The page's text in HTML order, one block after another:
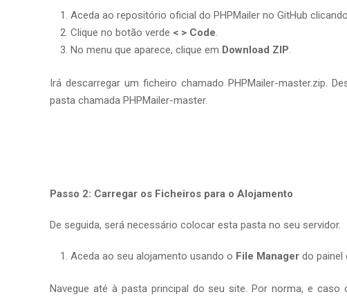
Aceda ao repositório oficial do PHPMailer no GitHub
Clique no botão verde < > Code.
No menu que aparece, clique em Download ZIP.
Irá descarregar um ficheiro chamado PHPMailer-master.zip.
pasta chamada PHPMailer-master.
Passo 2: Carregar os Ficheiros para o Alojamento
De seguida, será necessário colocar esta pasta no seu servidor.
Aceda ao seu alojamento usando o File Manager do painel
Navegue até à pasta principal do seu site. Por norma, e